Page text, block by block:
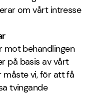
om vårt intresse
mot behandlingen
på basis av vårt
måste vi, för att få
tvingande